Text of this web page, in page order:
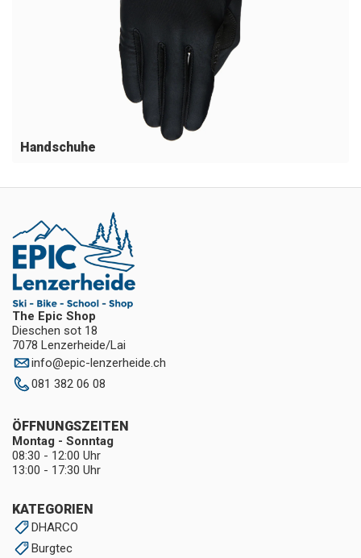
Handschuhe
The Epic Shop
Dieschen sot 18
7078 Lenzerheide/Lai
info@epic-lenzerheide.ch
081 382 06 08
KATEGORIEN
DHARCO
Burgtec
ÖFFNUNGSZEITEN
Montag - Sonntag
08:30 - 12:00 Uhr
13:00 - 17:30 Uhr